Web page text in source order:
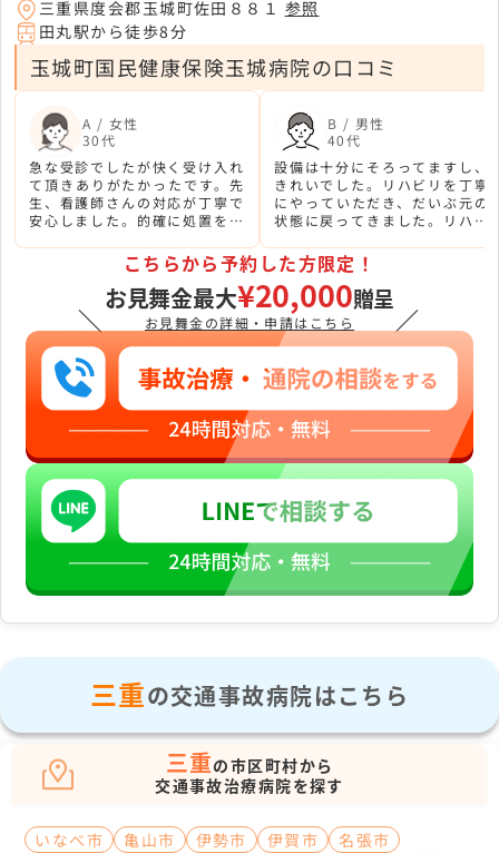
三重県度会郡玉城町佐田８８１ 参照
田丸駅から徒歩8分
玉城町国民健康保険玉城病院の口コミ
A / 女性
30代
急な受診でしたが快く受け入れ
て頂きありがたかったです。先
生、看護師さんの対応が丁寧で
安心しました。的確に処置をし
B / 男性
40代
設備は十分にそろってますし、
きれいでした。リハビリを丁寧
にやっていただき、だいぶ元の
状態に戻ってきました。リハビ
親切でした。
＼
こちらから予約した方限定！
お見舞金最大¥20,000贈呈
お見舞金の詳細・申請はこちら ／
三重の交通事故病院はこちら
三重の市区町村から
交通事故治療病院を探す
いなべ市 亀山市 伊勢市 伊賀市
名張市